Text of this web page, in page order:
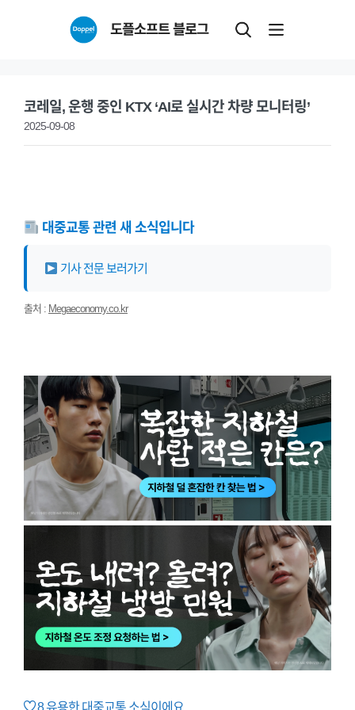
도플소프트 블로그
코레일, 운행 중인 KTX ‘AI로 실시간 차량 모니터링’
2025-09-08
대중교통 관련 새 소식입니다
기사 전문 보러가기
출처 : Megaeconomy.co.kr
8유용한 대중교통 소식이에요